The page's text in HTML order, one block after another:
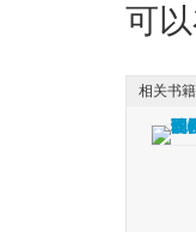
可
相关书